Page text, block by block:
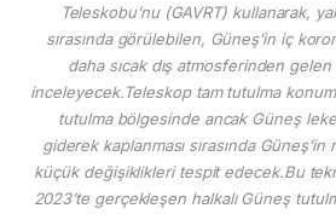
Teleskobu’nu (GAVRT) kullanarak,
sırasında görülebilen, Güneş’in iç
daha sıcak dış atmosferinden
inceleyecek.Teleskop tam tutulma
tutulma bölgesinde ancak Güneş
giderek kaplanması sırasında
küçük değişiklikleri tespit edecek.Bu
2023’te gerçekleşen halkalı Güneş